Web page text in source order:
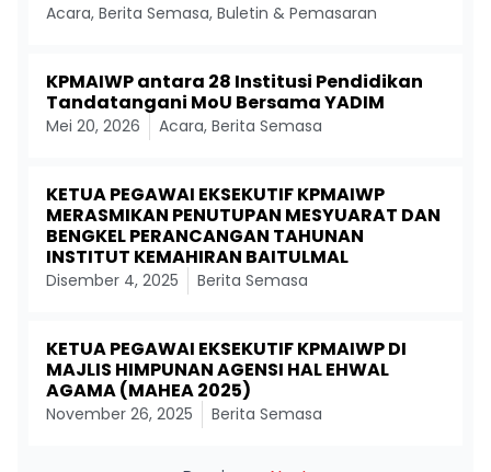
Acara, Berita Semasa, Buletin & Pemasaran
KPMAIWP antara 28 Institusi Pendidikan
Tandatangani MoU Bersama YADIM
Mei 20, 2026 Acara, Berita Semasa
KETUA PEGAWAI EKSEKUTIF KPMAIWP
MERASMIKAN PENUTUPAN MESYUARAT DAN
BENGKEL PERANCANGAN TAHUNAN
INSTITUT KEMAHIRAN BAITULMAL
Disember 4, 2025 Berita Semasa
KETUA PEGAWAI EKSEKUTIF KPMAIWP DI
MAJLIS HIMPUNAN AGENSI HAL EHWAL
AGAMA (MAHEA 2025)
November 26, 2025 Berita Semasa